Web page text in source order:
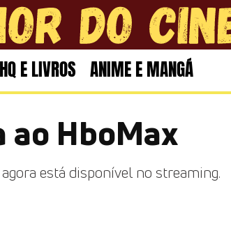
HQ E LIVROS ANIME E MANGÁ
ao HboMax
está disponível no streaming.